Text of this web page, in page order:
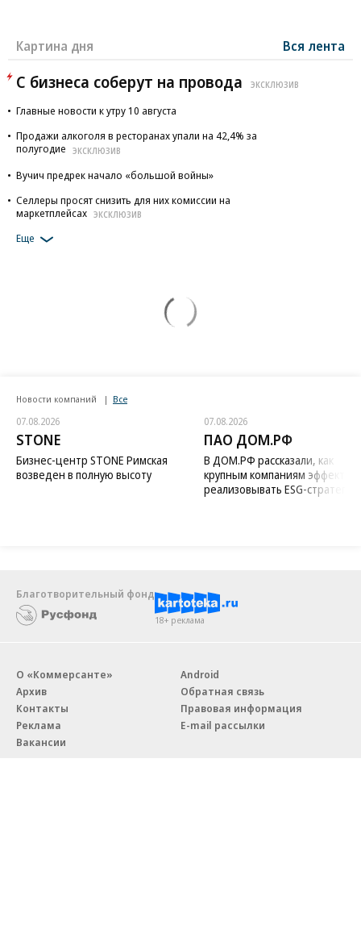
Картина дня Вся лента
С бизнеса соберут на провода ЭКСКЛЮЗИВ
Главные новости к утру 10 августа
Продажи алкоголя в ресторанах упали на 42,4% за
полугодие
ЭКСКЛЮЗИВ
Вучич предрек начало «большой войны»
Селлеры просят снизить для них комиссии на
маркетплейсах ЭКСКЛЮЗИВ
Еще
Новости компаний Все
07.08.2026
STONE
Бизнес-центр STONE Римская
возведен в полную высоту
07.08.2026
ПАО ДОМ.РФ
В ДОМ.РФ рассказали, как
крупным компаниям
реализовывать ESG-стратегию
Благотворительный фонд
18+ реклама
О «Коммерсанте»
Архив
Контакты
Реклама
Вакансии
Android
Обратная связь
Правовая информация
E-mail рассылки